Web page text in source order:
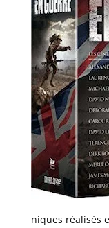
niques réalisés